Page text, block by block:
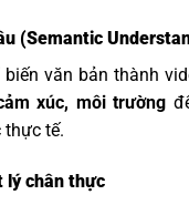
(Semantic
biến văn bản thành
xúc, môi trường
thực tế.
lý chân thực